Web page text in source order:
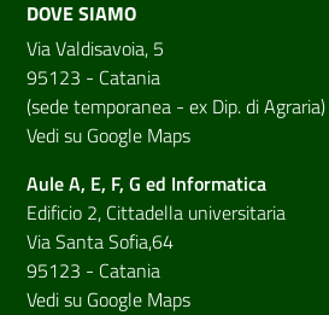
DOVE SIAMO
Via Valdisavoia, 5
95123 - Catania
(sede temporanea - ex Dip. di Agraria)
Vedi su Google Maps
Aule A, E, F, G ed Informatica
Edificio 2, Cittadella universitaria
Via Santa Sofia,64
95123 - Catania
Vedi su Google Maps